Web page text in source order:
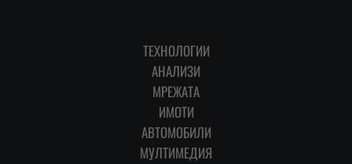
ТЕХНОЛОГИИ
АНАЛИЗИ
МРЕЖАТА
ИМОТИ
АВТОМОБИЛИ
МУЛТИМЕДИЯ